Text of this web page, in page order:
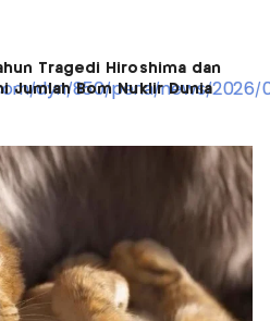
Tragedi Hiroshima dan
Jumlah Bom Nuklir Dunia